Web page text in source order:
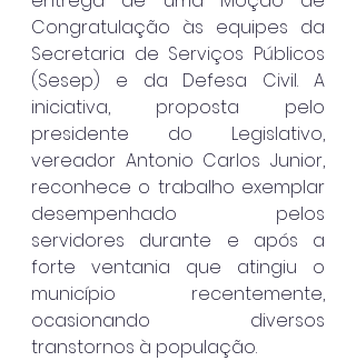
Congratulação às equipes da
Secretaria de Serviços Públicos
(Sesep) e da Defesa Civil. A
iniciativa, proposta pelo
presidente do Legislativo,
vereador Antonio Carlos Junior,
reconhece o trabalho exemplar
desempenhado pelos
servidores durante e após a
forte ventania que atingiu o
município recentemente,
ocasionando diversos
transtornos à população.